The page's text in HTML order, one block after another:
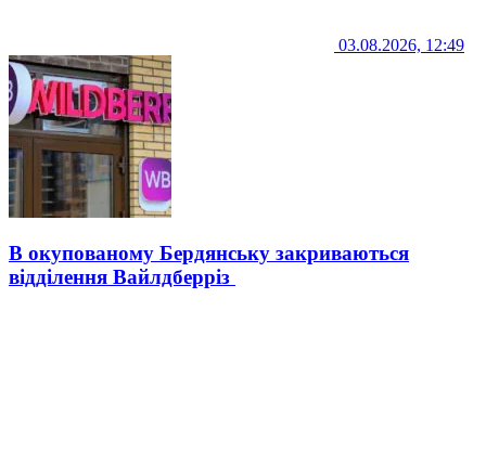
03.08.2026, 12:49
В окупованому Бердянську закриваються
відділення Вайлдберріз